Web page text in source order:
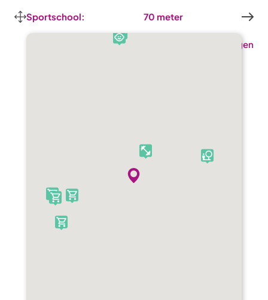
Sportschool: 70 meter
Toon alle voorzieningen